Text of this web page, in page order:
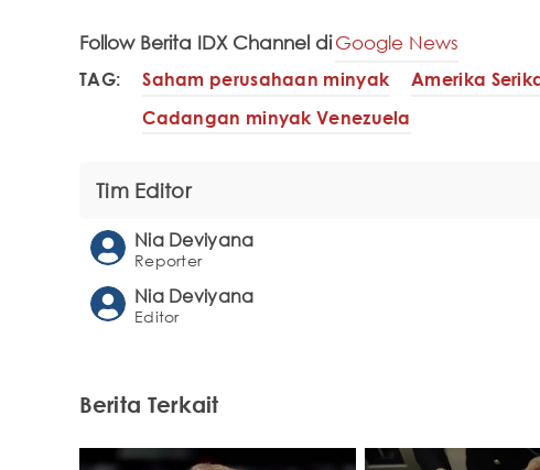
Follow Berita IDX Channel diGoogle News
TAG: Saham perusahaan minyak Amerika
Cadangan minyak Venezuela
Tim Editor
Nia Deviyana
Reporter
Nia Deviyana
Editor
Berita Terkait